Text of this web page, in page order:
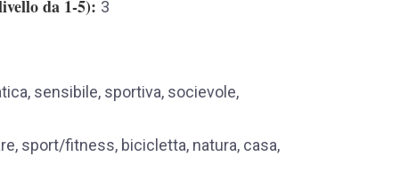
da 1-5) 3
sensibile, sportiva, socievole,
sport/fitness, bicicletta, natura, casa,